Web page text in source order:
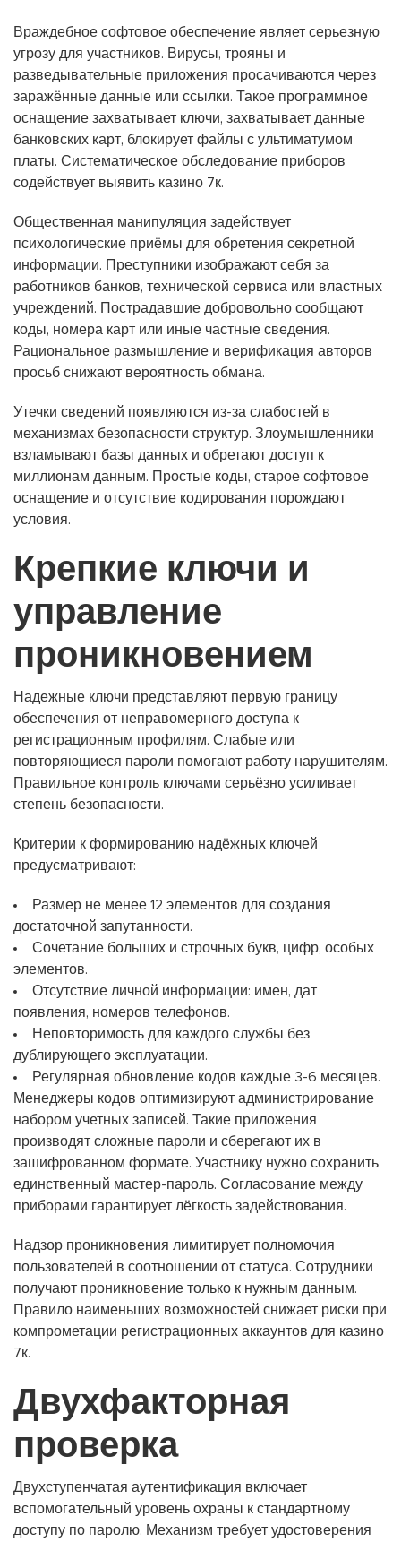
Враждебное софтовое обеспечение являет серьезную
угрозу для участников. Вирусы, трояны и
разведывательные приложения просачиваются через
заражённые данные или ссылки. Такое программное
оснащение захватывает ключи, захватывает данные
банковских карт, блокирует файлы с ультиматумом
платы. Систематическое обследование приборов
содействует выявить казино 7к.
Общественная манипуляция задействует
психологические приёмы для обретения секретной
информации. Преступники изображают себя за
работников банков, технической сервиса или властных
учреждений. Пострадавшие добровольно сообщают
коды, номера карт или иные частные сведения.
Рациональное размышление и верификация авторов
просьб снижают вероятность обмана.
Утечки сведений появляются из-за слабостей в
механизмах безопасности структур. Злоумышленники
взламывают базы данных и обретают доступ к
миллионам данным. Простые коды, старое софтовое
оснащение и отсутствие кодирования порождают
условия.
Крепкие ключи и
управление
проникновением
Надежные ключи представляют первую границу
обеспечения от неправомерного доступа к
регистрационным профилям. Слабые или
повторяющиеся пароли помогают работу нарушителям.
Правильное контроль ключами серьёзно усиливает
степень безопасности.
Критерии к формированию надёжных ключей
предусматривают:
Размер не менее 12 элементов для создания
достаточной запутанности.
Сочетание больших и строчных букв, цифр, особых
элементов.
Отсутствие личной информации: имен, дат
появления, номеров телефонов.
Неповторимость для каждого службы без
дублирующего эксплуатации.
Регулярная обновление кодов каждые 3-6 месяцев.
Менеджеры кодов оптимизируют администрирование
набором учетных записей. Такие приложения
производят сложные пароли и сберегают их в
зашифрованном формате. Участнику нужно сохранить
единственный мастер-пароль. Согласование между
приборами гарантирует лёгкость задействования.
Надзор проникновения лимитирует полномочия
пользователей в соотношении от статуса. Сотрудники
получают проникновение только к нужным данным.
Правило наименьших возможностей снижает риски при
компрометации регистрационных аккаунтов для казино
7к.
Двухфакторная
проверка
Двухступенчатая аутентификация включает
вспомогательный уровень охраны к стандартному
доступу по паролю. Механизм требует удостоверения